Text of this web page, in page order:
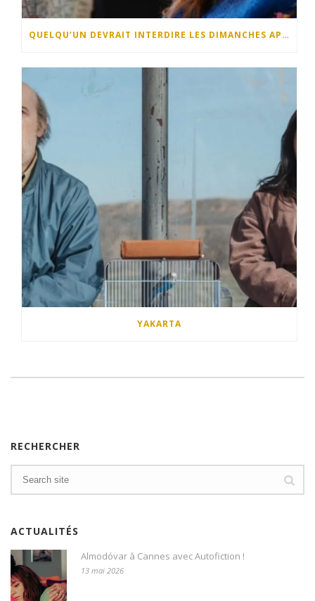
QUELQU’UN DEVRAIT INTERDIRE LES DIMANCHES APRÈS-MIDI
YAKARTA
RECHERCHER
ACTUALITÉS
Almodóvar à Cannes avec Autofiction !
13 mai 2026